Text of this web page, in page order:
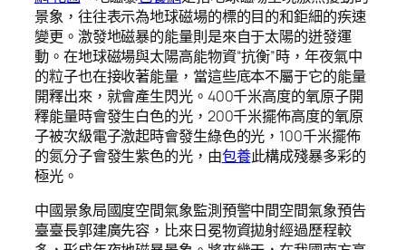
景象，往往表示為地球磁場的標的目的和鉅細的疾速
變更。激發地磁暴的能量則是來自于太陽的迸發運
動。在地球磁場與太陽高能物資“抗衡”時，年夜氣中
的粒子也在接收著能量，當這些底本不屬于它的能量
開釋出來，就會產生閃光。400千米高度的氧原子開
釋能量時會發生白色的光，200千米擺佈高度的氧原
子被次級電子激起時會發生綠色的光，100千米擺佈
的氮分子會發生紫色的光，由包養此構成殘暴多彩的
極光。
中國景象局國度空間氣象監測預警中間空間氣象預告
臺臺長郭建廣先容，比來日冕物資拋射經過歷程較